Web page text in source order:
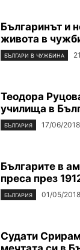
Българинът и
живота в
БЪЛГАРИ В ЧУЖБИНА
Теодора
училища в
БЪЛГАРИЯ 17/06/2018
Българите в
преса през
БЪЛГАРИЯ 01/05/2018
Судати